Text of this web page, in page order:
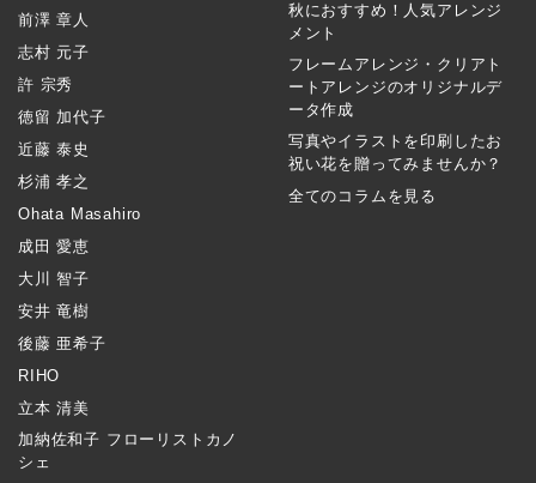
前澤 章人
志村 元子
許 宗秀
徳留 加代子
近藤 泰史
杉浦 孝之
Ohata Masahiro
成田 愛恵
大川 智子
安井 竜樹
後藤 亜希子
RIHO
立本 清美
加納佐和子 フローリストカノ
シェ
秋におすすめ！人気アレンジ
メント
フレームアレンジ・クリアト
ートアレンジのオリジナルデ
ータ作成
写真やイラストを印刷したお
祝い花を贈ってみませんか？
全てのコラムを見る